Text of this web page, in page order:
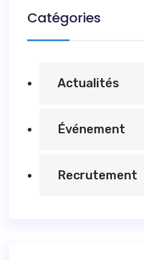
Catégories
Actualités
Événement
Recrutement